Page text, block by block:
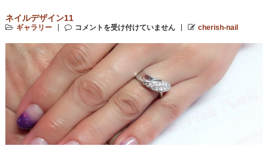
ネイルデザイン11
ギャラリー コメントを受け付けていません cherish-nail